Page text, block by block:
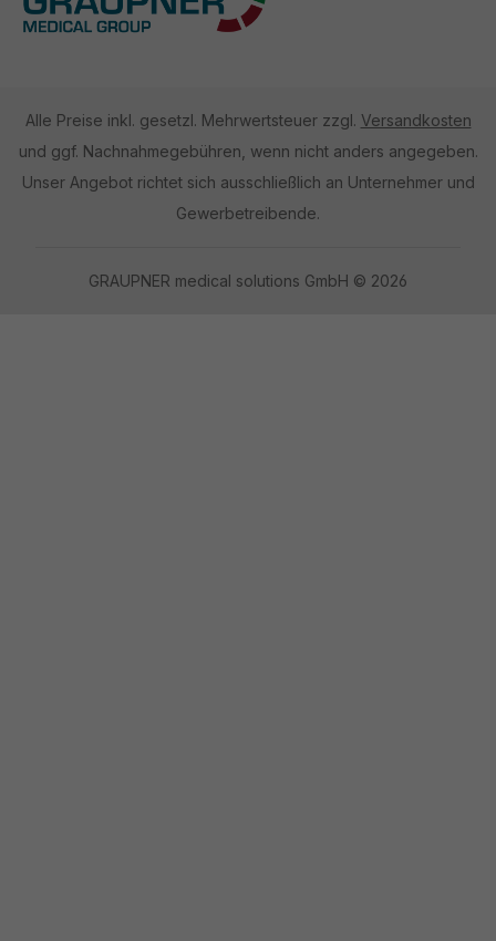
Alle Preise inkl. gesetzl. Mehrwertsteuer zzgl. Versandkosten
und ggf. Nachnahmegebühren, wenn nicht anders angegeben.
Unser Angebot richtet sich ausschließlich an Unternehmer und
Gewerbetreibende.
GRAUPNER medical solutions GmbH © 2026